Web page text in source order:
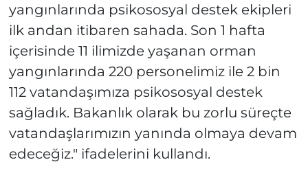
yangınlarında psikososyal destek ekipleri
ilk andan itibaren sahada. Son 1 hafta
içerisinde 11 ilimizde yaşanan orman
yangınlarında 220 personelimiz ile 2 bin
112 vatandaşımıza psikososyal destek
sağladık. Bakanlık olarak bu zorlu süreçte
vatandaşlarımızın yanında olmaya devam
edeceğiz." ifadelerini kullandı.